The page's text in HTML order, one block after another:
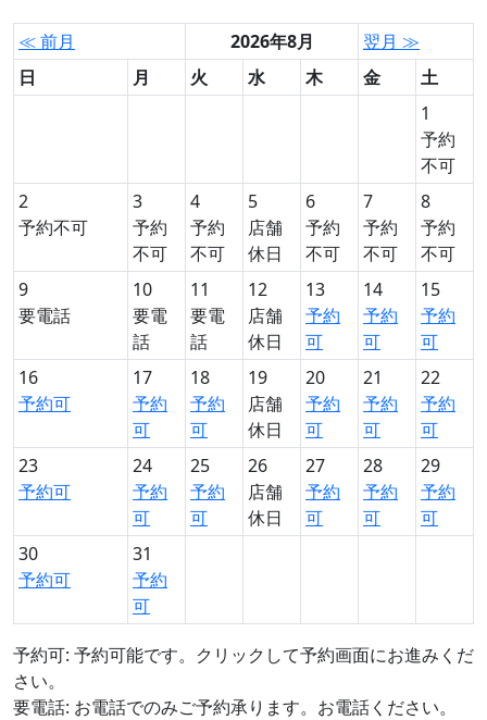
≪ 前月 2026年8月
翌月 ≫
日
月 火 水 木 金
土
1
予約
不可
2
予約不可
3
予約
不可
4
予約
不可
5
店舗
休日
6
予約
不可
7
予約
不可
8
予約
不可
9
要電話
10
要電
話
11
要電
話
12
店舗
休日
13
予約
可
14
予約
可
15
予約
可
16
予約可
17
予約
可
18
予約
可
19
店舗
休日
20
予約
可
21
予約
可
22
予約
可
23
予約可
24
予約
可
25
予約
可
26
店舗
休日
27
予約
可
28
予約
可
29
予約
可
30
予約可
31
予約
可
予約可: 予約可能です。クリックして予約画面にお進みくだ
さい。
要電話: お電話でのみご予約承ります。お電話ください。